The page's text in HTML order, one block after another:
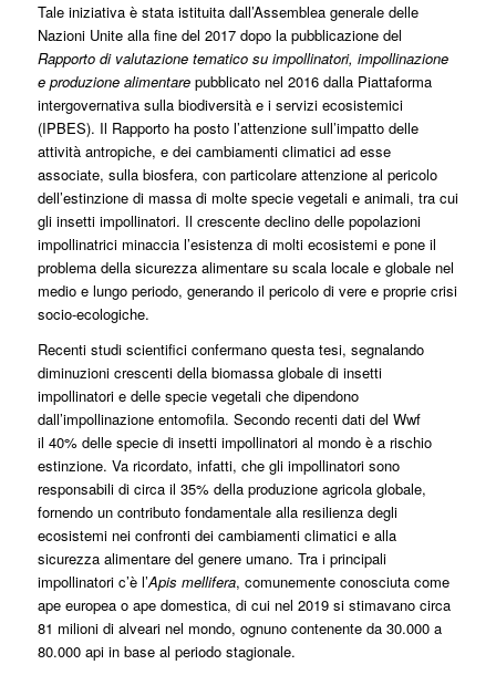
Tale iniziativa è stata istituita dall’Assemblea generale delle
Nazioni Unite alla fine del 2017 dopo la pubblicazione del
Rapporto di valutazione tematico su impollinatori, impollinazione
e produzione alimentarepubblicato nel 2016 dalla Piattaforma
intergovernativa sulla biodiversità e i servizi ecosistemici
(IPBES). Il Rapporto ha posto l’attenzione sull’impatto delle
attività antropiche, e dei cambiamenti climatici ad esse
associate, sulla biosfera, con particolare attenzione al pericolo
dell’estinzione di massa di molte specie vegetali e animali, tra cui
gli insetti impollinatori. Il crescente declino delle popolazioni
impollinatrici minaccia l’esistenza di molti ecosistemi e pone il
problema della sicurezza alimentare su scala locale e globale nel
medio e lungo periodo, generando il pericolo di vere e proprie crisi
socio-ecologiche.
Recenti studi scientifici confermano questa tesi, segnalando
diminuzioni crescenti della biomassa globale di insetti
impollinatori e delle specie vegetali che dipendono
dall’impollinazione entomofila. Secondo recenti dati del Wwf
il 40% delle specie di insetti impollinatori al mondo è a rischio
estinzione. Va ricordato, infatti, che gli impollinatori sono
responsabili di circa il 35% della produzione agricola globale,
fornendo un contributo fondamentale alla resilienza degli
ecosistemi nei confronti dei cambiamenti climatici e alla
sicurezza alimentare del genere umano. Tra i principali
impollinatori c’è l’Apis mellifera, comunemente conosciuta come
ape europea o ape domestica, di cui nel 2019 si stimavano circa
81 milioni di alveari nel mondo, ognuno contenente da 30.000 a
80.000 api in base al periodo stagionale.